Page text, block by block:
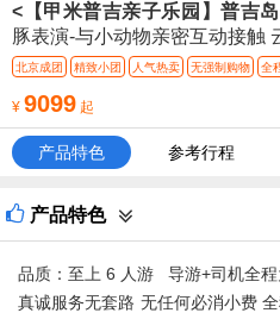
<【甲米普吉亲子乐园】普吉
豚表演-与小动物亲密互动接触
北京成团 精致小团 人气热卖 无强制购物 全
¥ 9099 起
产品特色 参考行程
产品特色
品质：至上 6 人游 导游+司机全程
真诚服务无套路 无任何必消小费